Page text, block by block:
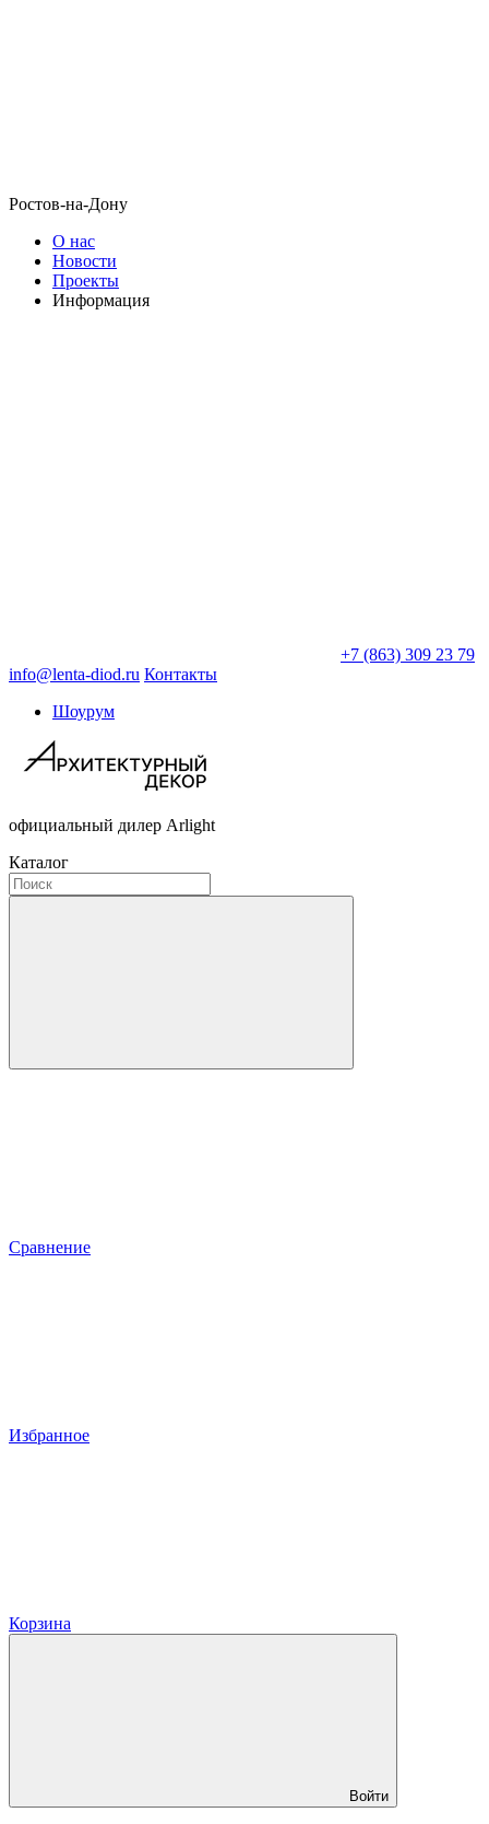
Ростов-на-Дону
О нас
Новости
Проекты
Информация
+7 (863) 309 23 79
info@lenta-diod.ru Контакты
Шоурум
официальный дилер Arlight
Каталог
Сравнение
Избранное
Корзина
Войти